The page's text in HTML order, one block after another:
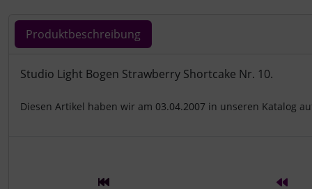
Produktbeschreibung
Produktbeschreibung
Studio Light Bogen Strawberry Shortcake Nr. 10.
Diesen Artikel haben wir am 03.04.2007 in unseren Katalog